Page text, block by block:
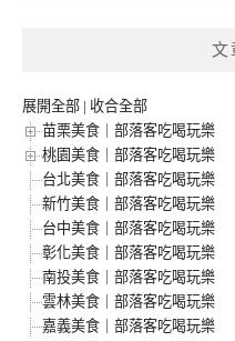
文
展開全部 | 收合全部
苗栗美食｜部落客吃喝玩樂
桃園美食｜部落客吃喝玩樂
台北美食｜部落客吃喝玩樂
新竹美食｜部落客吃喝玩樂
台中美食｜部落客吃喝玩樂
彰化美食｜部落客吃喝玩樂
南投美食｜部落客吃喝玩樂
雲林美食｜部落客吃喝玩樂
嘉義美食｜部落客吃喝玩樂